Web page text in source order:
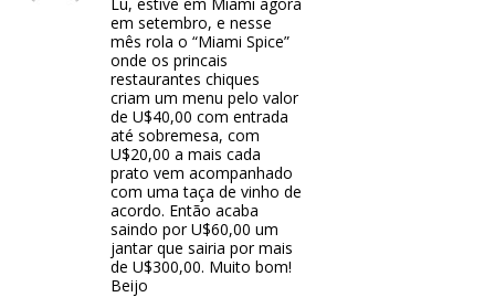
em setembro, e nesse
mês rola o “Miami Spice”
onde os princais
restaurantes chiques
criam um menu pelo valor
de U$40,00 com entrada
até sobremesa, com
U$20,00 a mais cada
prato vem acompanhado
com uma taça de vinho de
acordo. Então acaba
saindo por U$60,00 um
jantar que sairia por mais
de U$300,00. Muito bom!
Beijo